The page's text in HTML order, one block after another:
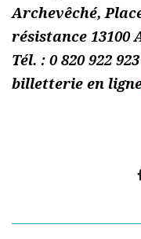
Archevêché,
résistance 13100
Tél. : 0 820 922
billetterie en